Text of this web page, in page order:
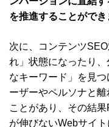
を推進することができ
次に、コンテンツ
れ」状態になったり
なキーワード」を見
ーザーやペルソナと
ことがあり、その結
が伸びないWebサイ